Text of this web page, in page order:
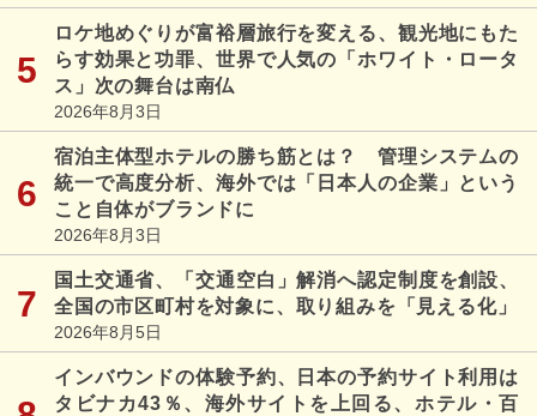
ロケ地めぐりが富裕層旅行を変える、観光地にもた
らす効果と功罪、世界で人気の「ホワイト・ロータ
ス」次の舞台は南仏
2026年8月3日
宿泊主体型ホテルの勝ち筋とは？ 管理システムの
統一で高度分析、海外では「日本人の企業」という
こと自体がブランドに
2026年8月3日
国土交通省、「交通空白」解消へ認定制度を創設、
全国の市区町村を対象に、取り組みを「見える化」
2026年8月5日
インバウンドの体験予約、日本の予約サイト利用は
タビナカ43％、海外サイトを上回る、ホテル・百